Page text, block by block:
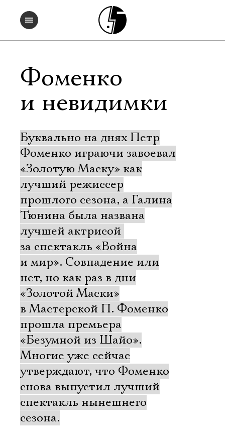
Фоменко
и невидимки
Буквально на днях Петр
Фоменко играючи завоевал
«Золотую Маску» как
лучший режиссер
прошлого сезона, а Галина
Тюнина была названа
лучшей актрисой 
за спектакль «Война
и мир». Совпадение или
нет, но как раз в дни
«Золотой Маски»
в Мастерской П. Фоменко
прошла премьера
«Безумной из Шайо».
Многие уже сейчас
утверждают, что Фоменко
снова выпустил лучший
спектакль нынешнего
сезона.